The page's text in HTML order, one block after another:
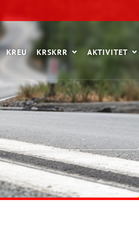
KREU KRSKRR AKTIVITET